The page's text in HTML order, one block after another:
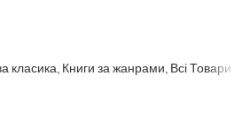
класика, Книги за жанрами, Всі Товари